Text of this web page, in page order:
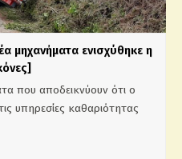
μηχανήματα ενισχύθηκε η
που αποδεικνύουν ότι ο
υπηρεσίες καθαριότητας